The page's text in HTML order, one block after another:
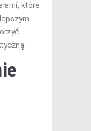
które